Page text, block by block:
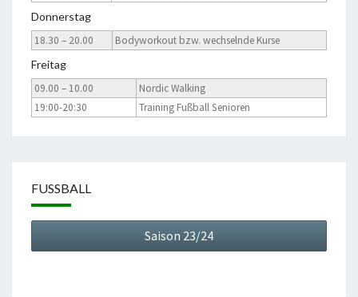
Donnerstag
18.30 – 20.00
Bodyworkout bzw. wechselnde Kurse
Freitag
09.00 – 10.00
Nordic Walking
19:00-20:30
Training Fußball Senioren
FUSSBALL
Saison 23/24